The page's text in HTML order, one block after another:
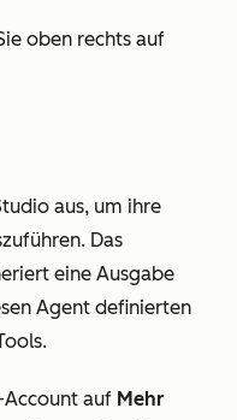
oben rechts auf
aus, um ihre
Das
eine Ausgabe
Agent definierten
Account auf Mehr